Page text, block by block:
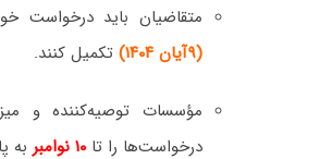
متقاضیان باید درخواست
(۹آیان ۱۴۰۴)
تکمیل کنند.
مؤسسات توصیه‌کننده و
درخواست‌ها را تا ۱۰ نوامبر به